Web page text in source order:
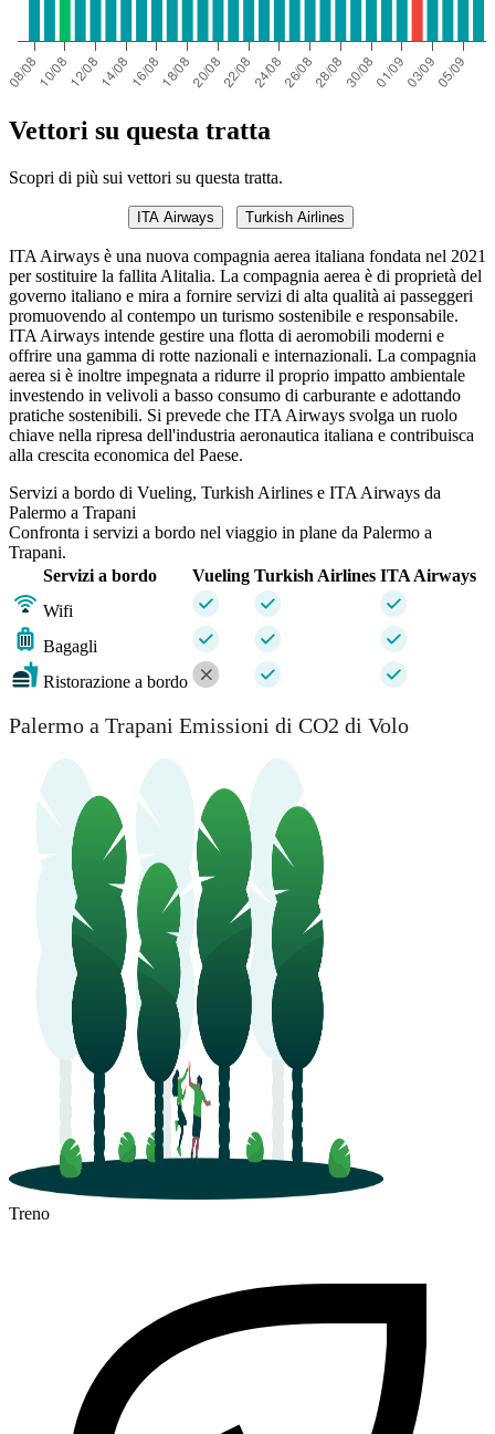
Vettori su questa tratta
Scopri di più sui vettori su questa tratta.
ITA Airways Turkish Airlines
ITA Airways è una nuova compagnia aerea italiana fondata nel 2021
per sostituire la fallita Alitalia. La compagnia aerea è di proprietà del
governo italiano e mira a fornire servizi di alta qualità ai passeggeri
promuovendo al contempo un turismo sostenibile e responsabile.
ITA Airways intende gestire una flotta di aeromobili moderni e
offrire una gamma di rotte nazionali e internazionali. La compagnia
aerea si è inoltre impegnata a ridurre il proprio impatto ambientale
investendo in velivoli a basso consumo di carburante e adottando
pratiche sostenibili. Si prevede che ITA Airways svolga un ruolo
chiave nella ripresa dell'industria aeronautica italiana e contribuisca
alla crescita economica del Paese.
Servizi a bordo di Vueling, Turkish Airlines e ITA Airways da
Palermo a Trapani
Confronta i servizi a bordo nel viaggio in plane da Palermo a
Trapani.
Servizi a bordo
Vueling Turkish Airlines ITA Airways
Wifi
Bagagli
Ristorazione a bordo
Palermo a Trapani Emissioni di CO2 di Volo
Treno